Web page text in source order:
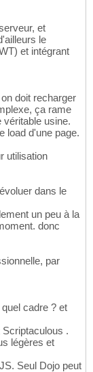
et
le
et intégrant
doit recharger
ça rame
véritable usine.
load d'une page.
utilisation
dans le
un peu à la
donc
par
cadre ? et
.
légères et
Seul Dojo peut